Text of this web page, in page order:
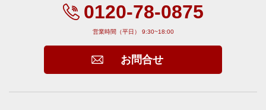
0120-78-0875
営業時間（平日） 9:30~18:00
お問合せ